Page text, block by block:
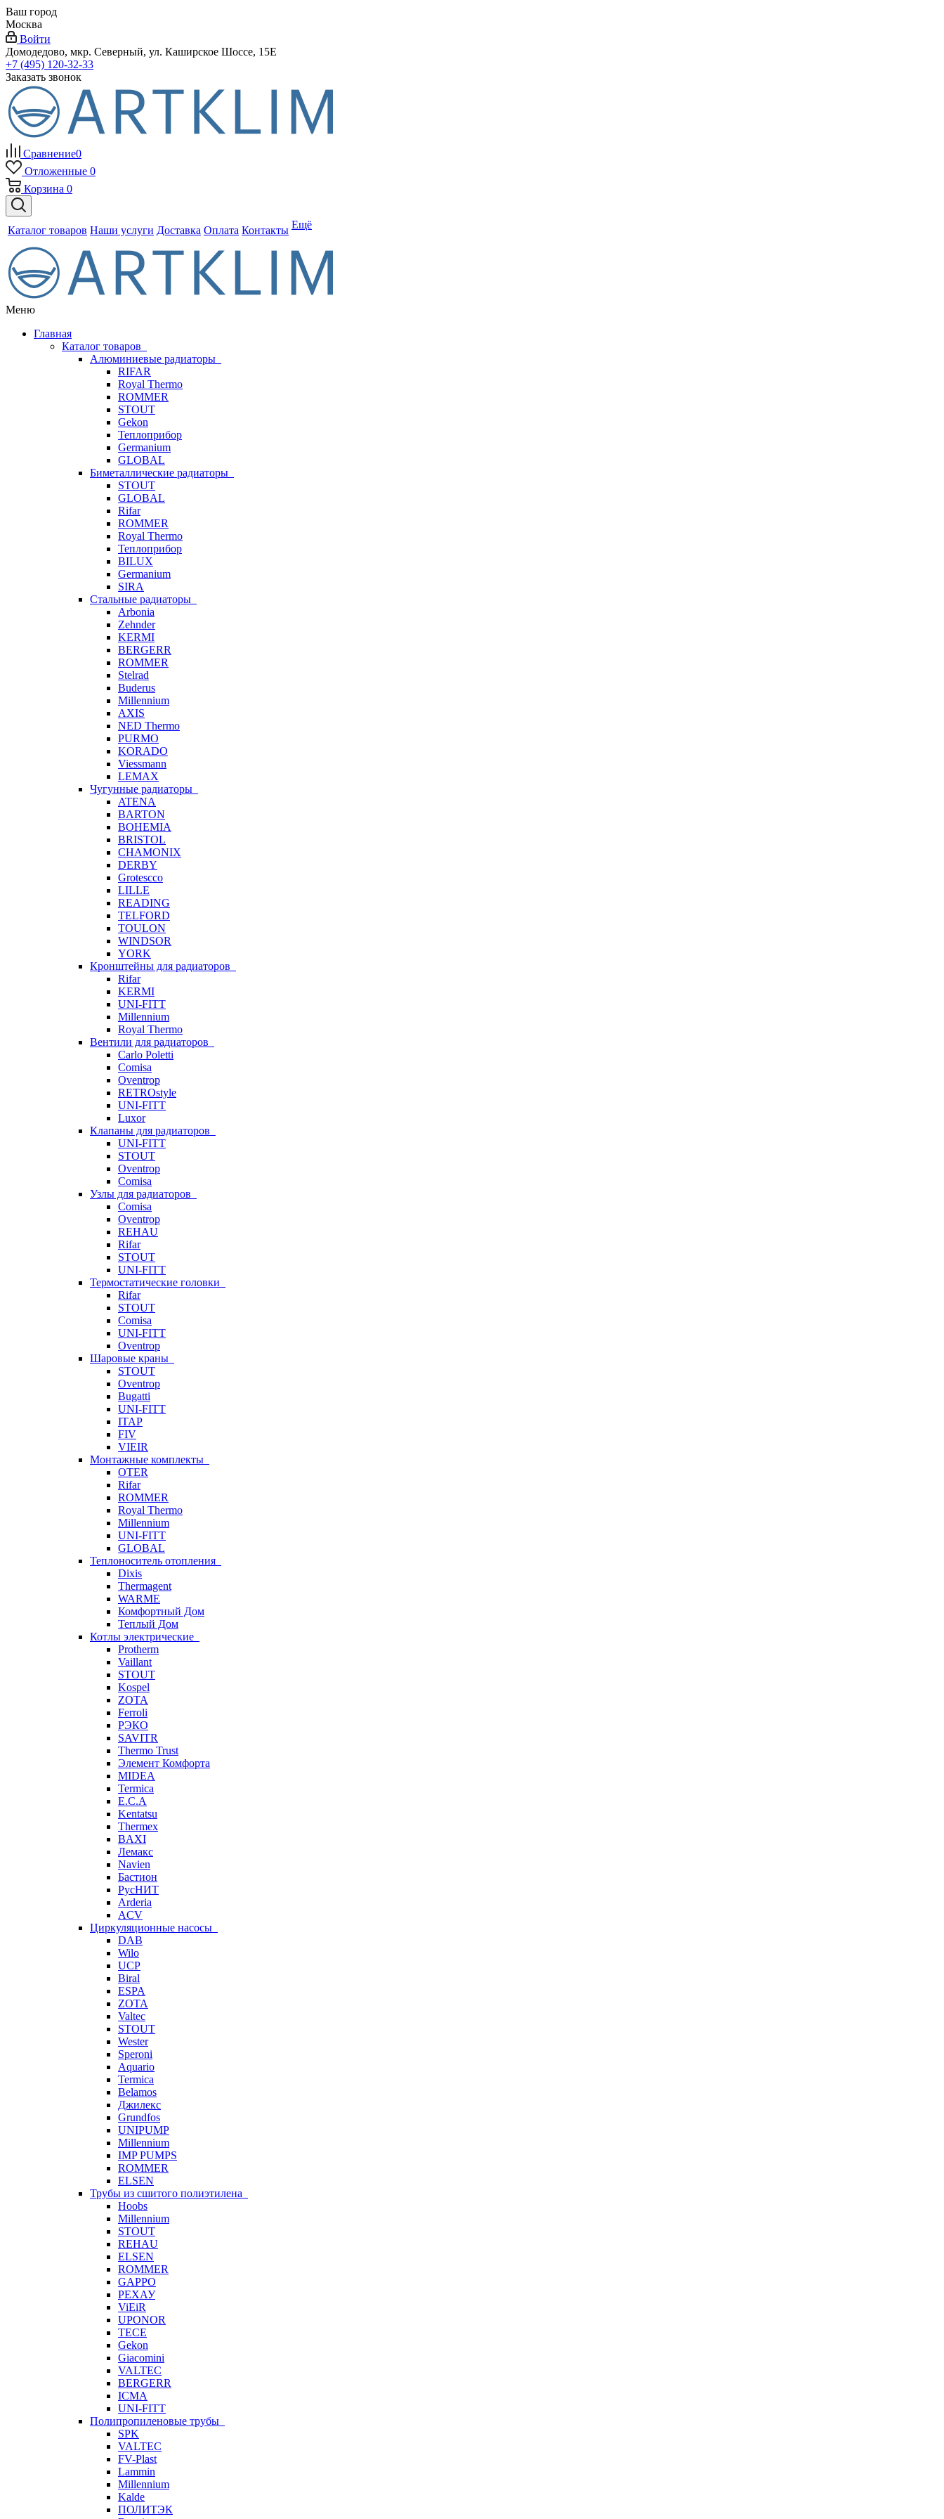
Ваш город
Москва
Войти
Домодедово, мкр. Северный, ул. Каширское Шоссе, 15Е
+7 (495) 120-32-33
Заказать звонок
Сравнение0
Отложенные 0
Корзина 0
Каталог товаров Наши услуги Доставка Оплата Контакты Ещё
Меню
Главная
Каталог товаров
Алюминиевые радиаторы
RIFAR
Royal Thermo
ROMMER
STOUT
Gekon
Теплоприбор
Germanium
GLOBAL
Биметаллические радиаторы
STOUT
GLOBAL
Rifar
ROMMER
Royal Thermo
Теплоприбор
BILUX
Germanium
SIRA
Стальные радиаторы
Arbonia
Zehnder
KERMI
BERGERR
ROMMER
Stelrad
Buderus
Millennium
AXIS
NED Thermo
PURMO
KORADO
Viessmann
LEMAX
Чугунные радиаторы
ATENA
BARTON
BOHEMIA
BRISTOL
CHAMONIX
DERBY
Grotescco
LILLE
READING
TELFORD
TOULON
WINDSOR
YORK
Кронштейны для радиаторов
Rifar
KERMI
UNI-FITT
Millennium
Royal Thermo
Вентили для радиаторов
Carlo Poletti
Comisa
Oventrop
RETROstyle
UNI-FITT
Luxor
Клапаны для радиаторов
UNI-FITT
STOUT
Oventrop
Comisa
Узлы для радиаторов
Comisa
Oventrop
REHAU
Rifar
STOUT
UNI-FITT
Термостатические головки
Rifar
STOUT
Comisa
UNI-FITT
Oventrop
Шаровые краны
STOUT
Oventrop
Bugatti
UNI-FITT
ITAP
FIV
VIEIR
Монтажные комплекты
OTER
Rifar
ROMMER
Royal Thermo
Millennium
UNI-FITT
GLOBAL
Теплоноситель отопления
Dixis
Thermagent
WARME
Комфортный Дом
Теплый Дом
Котлы электрические
Protherm
Vaillant
STOUT
Kospel
ZOTA
Ferroli
РЭКО
SAVITR
Thermo Trust
Элемент Комфорта
MIDEA
Termica
E.C.A
Kentatsu
Thermex
BAXI
Лемакс
Navien
Бастион
РусНИТ
Arderia
ACV
Циркуляционные насосы
DAB
Wilo
UCP
Biral
ESPA
ZOTA
Valtec
STOUT
Wester
Speroni
Aquario
Termica
Belamos
Джилекс
Grundfos
UNIPUMP
Millennium
IMP PUMPS
ROMMER
ELSEN
Трубы из сшитого полиэтилена
Hoobs
Millennium
STOUT
REHAU
ELSEN
ROMMER
GAPPO
РЕХАУ
ViEiR
UPONOR
TECE
Gekon
Giacomini
VALTEC
BERGERR
ICMA
UNI-FITT
Полипропиленовые трубы
SPK
VALTEC
FV-Plast
Lammin
Millennium
Kalde
ПОЛИТЭК